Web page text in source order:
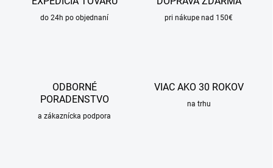
do 24h po objednaní pri nákupe nad 150€
ODBORNÉ
PORADENSTVO
a zákaznícka podpora
VIAC AKO 30 ROKOV
na trhu